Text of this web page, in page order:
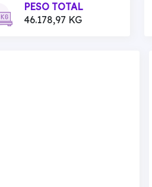
PESO TOTAL
46.178,97 KG